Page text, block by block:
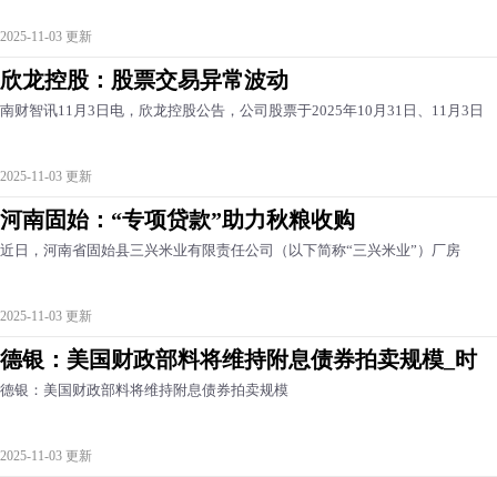
2025-11-03 更新
欣龙控股：股票交易异常波动
南财智讯11月3日电，欣龙控股公告，公司股票于2025年10月31日、11月3日
2025-11-03 更新
河南固始：“专项贷款”助力秋粮收购
近日，河南省固始县三兴米业有限责任公司（以下简称“三兴米业”）厂房
2025-11-03 更新
德银：美国财政部料将维持附息债券拍卖规模_时
德银：美国财政部料将维持附息债券拍卖规模
2025-11-03 更新